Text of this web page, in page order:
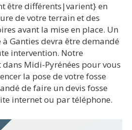
être différents|varient} en
de votre terrain et des
avant la mise en place. Un
Ganties devra être demandé
intervention. Notre
Midi-Pyrénées pour vous
la pose de votre fosse
de faire un devis fosse
internet ou par téléphone.